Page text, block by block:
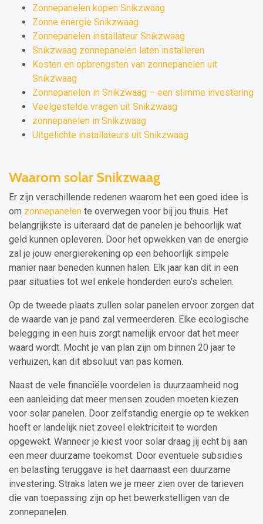
Zonnepanelen kopen Snikzwaag
Zonne energie Snikzwaag
Zonnepanelen installateur Snikzwaag
Snikzwaag zonnepanelen laten installeren
Kosten en opbrengsten van zonnepanelen uit
Snikzwaag
Zonnepanelen in Snikzwaag – een slimme investering
Veelgestelde vragen uit Snikzwaag
zonnepanelen in Snikzwaag
Uitgelichte installateurs uit Snikzwaag
Waarom solar Snikzwaag
Er zijn verschillende redenen waarom het een goed idee is
om zonnepanelen te overwegen voor bij jou thuis. Het
belangrijkste is uiteraard dat de panelen je behoorlijk wat
geld kunnen opleveren. Door het opwekken van de energie
zal je jouw energierekening op een behoorlijk simpele
manier naar beneden kunnen halen. Elk jaar kan dit in een
paar situaties tot wel enkele honderden euro’s schelen.
Op de tweede plaats zullen solar panelen ervoor zorgen dat
de waarde van je pand zal vermeerderen. Elke ecologische
belegging in een huis zorgt namelijk ervoor dat het meer
waard wordt. Mocht je van plan zijn om binnen 20 jaar te
verhuizen, kan dit absoluut van pas komen.
Naast de vele financiële voordelen is duurzaamheid nog
een aanleiding dat meer mensen zouden moeten kiezen
voor solar panelen. Door zelfstandig energie op te wekken
hoeft er landelijk niet zoveel elektriciteit te worden
opgewekt. Wanneer je kiest voor solar draag jij echt bij aan
een meer duurzame toekomst. Door eventuele subsidies
en belasting teruggave is het daarnaast een duurzame
investering. Straks laten we je meer zien over de tarieven
die van toepassing zijn op het bewerkstelligen van de
zonnepanelen.